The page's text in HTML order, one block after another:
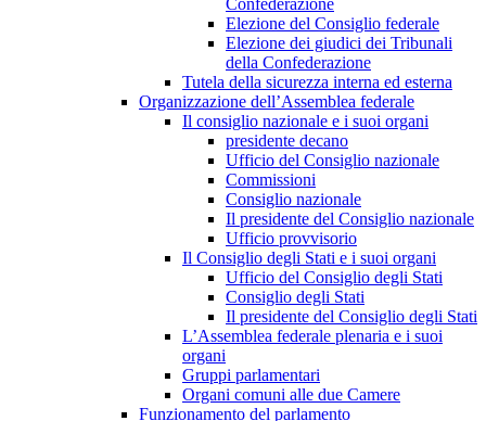
Confederazione
Elezione del Consiglio federale
Elezione dei giudici dei Tribunali
della Confederazione
Tutela della sicurezza interna ed esterna
Organizzazione dell’Assemblea federale
Il consiglio nazionale e i suoi organi
presidente decano
Ufficio del Consiglio nazionale
Commissioni
Consiglio nazionale
Il presidente del Consiglio nazionale
Ufficio provvisorio
Il Consiglio degli Stati e i suoi organi
Ufficio del Consiglio degli Stati
Consiglio degli Stati
Il presidente del Consiglio degli Stati
L’Assemblea federale plenaria e i suoi
organi
Gruppi parlamentari
Organi comuni alle due Camere
Funzionamento del parlamento